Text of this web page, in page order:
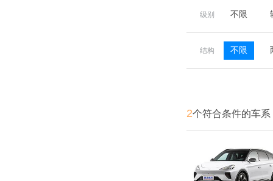
级别 不限
结构 不限
2个符合条件的车系